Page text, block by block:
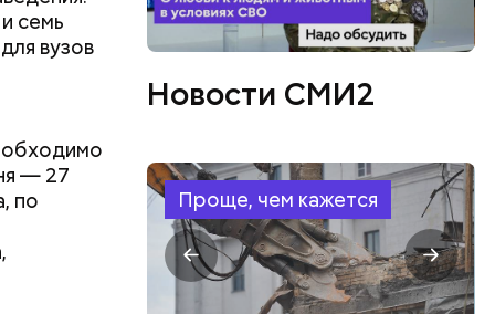
семь
вузов
— 27
по
Новости СМИ2
Проще, чем кажется